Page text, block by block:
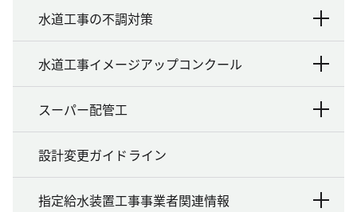
水道工事の不調対策
水道工事イメージアップコンクール
スーパー配管工
設計変更ガイドライン
指定給水装置工事事業者関連情報